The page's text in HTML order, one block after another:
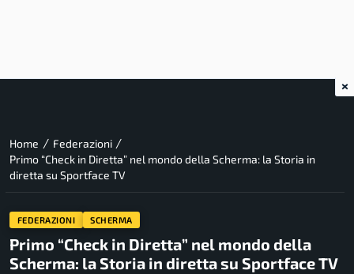
Home / Federazioni /
Primo “Check in Diretta” nel mondo della Scherma: la Storia in
diretta su Sportface TV
FEDERAZIONI SCHERMA
Primo “Check in Diretta” nel mondo della
Scherma: la Storia in diretta su Sportface TV
×